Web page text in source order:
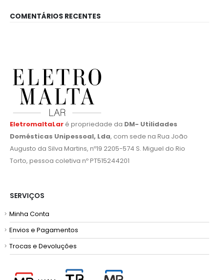
COMENTÁRIOS RECENTES
EletromaltaLar é propriedade da DM- Utilidades
Domésticas Unipessoal, Lda, com sede na Rua João
Augusto da Silva Martins, nº19 2205-574 S. Miguel do Rio
Torto, pessoa coletiva nº PT515244201
SERVIÇOS
Minha Conta
Envios e Pagamentos
Trocas e Devoluções